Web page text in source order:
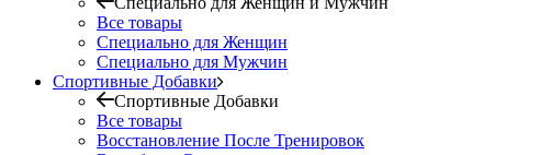
Все товары
Специально для Женщин
Специально для Мужчин
Спортивные Добавки
Спортивные Добавки
Все товары
Восстановление После Тренировок